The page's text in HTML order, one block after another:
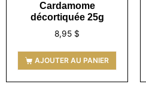
Cardamome
décortiquée 25g
8,95 $
AJOUTER AU PANIER